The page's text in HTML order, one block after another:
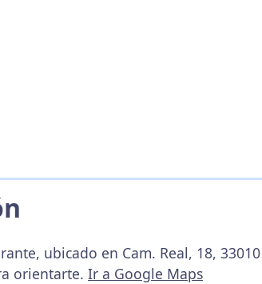
ubicado en Cam. Real, 18,
orientarte. Ir a Google Maps